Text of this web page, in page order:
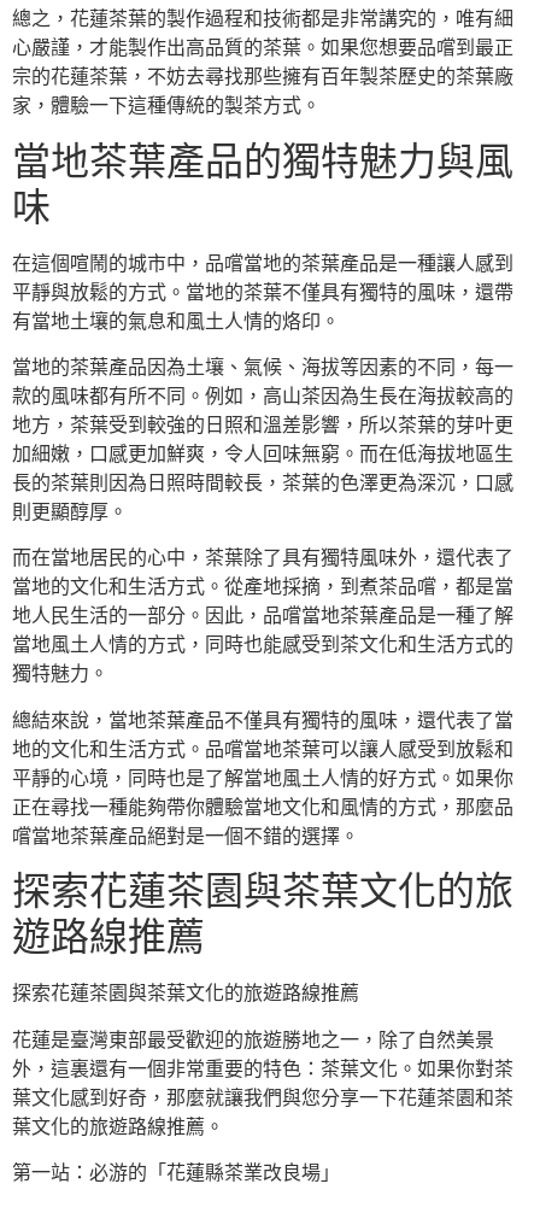
總之，花蓮茶葉的製作過程和技術都是非常講究的，唯有細
心嚴謹，才能製作出高品質的茶葉。如果您想要品嚐到最正
宗的花蓮茶葉，不妨去尋找那些擁有百年製茶歷史的茶葉廠
家，體驗一下這種傳統的製茶方式。
當地茶葉產品的獨特魅力與風
味
在這個喧鬧的城市中，品嚐當地的茶葉產品是一種讓人感到
平靜與放鬆的方式。當地的茶葉不僅具有獨特的風味，還帶
有當地土壤的氣息和風土人情的烙印。
當地的茶葉產品因為土壤、氣候、海拔等因素的不同，每一
款的風味都有所不同。例如，高山茶因為生長在海拔較高的
地方，茶葉受到較強的日照和溫差影響，所以茶葉的芽叶更
加細嫩，口感更加鮮爽，令人回味無窮。而在低海拔地區生
長的茶葉則因為日照時間較長，茶葉的色澤更為深沉，口感
則更顯醇厚。
而在當地居民的心中，茶葉除了具有獨特風味外，還代表了
當地的文化和生活方式。從產地採摘，到煮茶品嚐，都是當
地人民生活的一部分。因此，品嚐當地茶葉產品是一種了解
當地風土人情的方式，同時也能感受到茶文化和生活方式的
獨特魅力。
總結來說，當地茶葉產品不僅具有獨特的風味，還代表了當
地的文化和生活方式。品嚐當地茶葉可以讓人感受到放鬆和
平靜的心境，同時也是了解當地風土人情的好方式。如果你
正在尋找一種能夠帶你體驗當地文化和風情的方式，那麼品
嚐當地茶葉產品絕對是一個不錯的選擇。
探索花蓮茶園與茶葉文化的旅
遊路線推薦
探索花蓮茶園與茶葉文化的旅遊路線推薦
花蓮是臺灣東部最受歡迎的旅遊勝地之一，除了自然美景
外，這裏還有一個非常重要的特色：茶葉文化。如果你對茶
葉文化感到好奇，那麼就讓我們與您分享一下花蓮茶園和茶
葉文化的旅遊路線推薦。
第一站：必游的「花蓮縣茶業改良場」